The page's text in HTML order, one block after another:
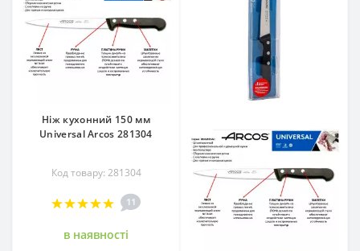
Ніж кухонний 150 мм
Universal Arcos 281304
Код товару: 281304
11
в наявностi